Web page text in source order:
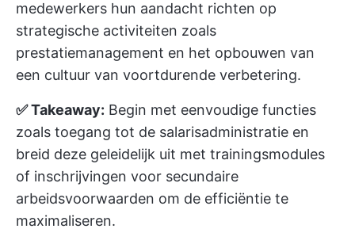
medewerkers hun aandacht richten op
strategische activiteiten zoals
prestatiemanagement en het opbouwen van
een cultuur van voortdurende verbetering.
✅ Takeaway: Begin met eenvoudige functies
zoals toegang tot de salarisadministratie en
breid deze geleidelijk uit met trainingsmodules
of inschrijvingen voor secundaire
arbeidsvoorwaarden om de efficiëntie te
maximaliseren.